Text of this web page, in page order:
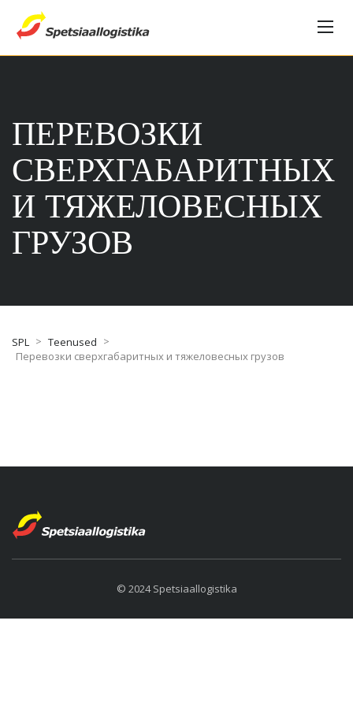
ПЕРЕВОЗКИ
СВЕРХГАБАРИТНЫХ
И ТЯЖЕЛОВЕСНЫХ
ГРУЗОВ
SPL > Teenused >
Перевозки сверхгабаритных и тяжеловесных грузов
© 2024 Spetsiaallogistika